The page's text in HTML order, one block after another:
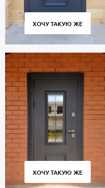
ХОЧУ ТАКУЮ ЖЕ
ХОЧУ ТАКУЮ ЖЕ